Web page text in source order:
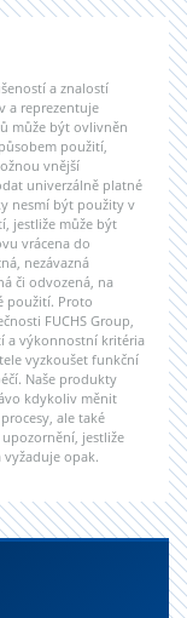
a znalostí
a reprezentuje
může být ovlivněn
použití,
vnější
univerzálně platné
nesmí být použity v
jestliže může být
vrácena do
nezávazná
či odvozená, na
použití. Proto
FUCHS Group,
a výkonnostní kritéria
vyzkoušet funkční
Naše produkty
kdykoliv měnit
ale také
jestliže
vyžaduje opak.